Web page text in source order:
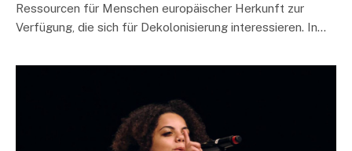
Ressourcen für Menschen europäischer Herkunft zur
Verfügung, die sich für Dekolonisierung interessieren. In…